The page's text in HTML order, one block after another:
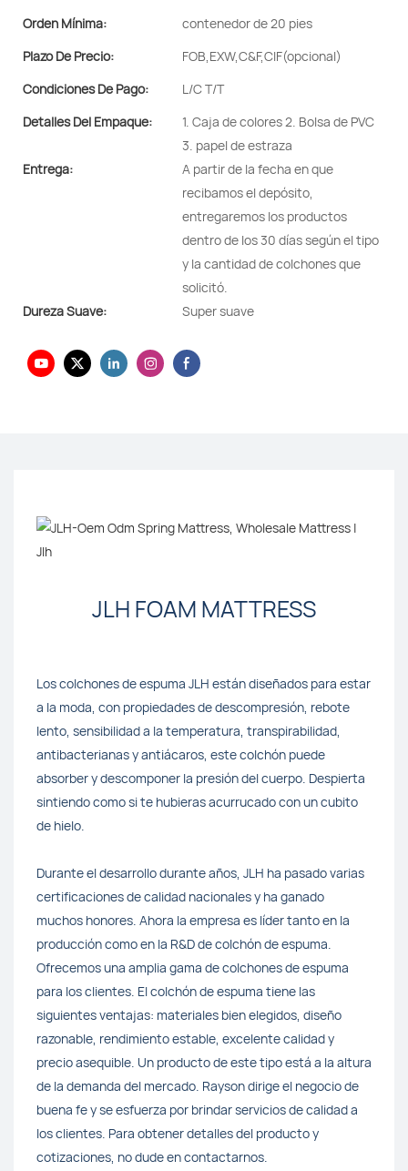
Orden Mínima:
contenedor de 20 pies
Plazo De Precio:
FOB,EXW,C&F,CIF(opcional)
Condiciones De Pago:
L/C T/T
Detalles Del Empaque:
1. Caja de colores 2. Bolsa de PVC
3. papel de estraza
Entrega:
A partir de la fecha en que
recibamos el depósito,
entregaremos los productos
dentro de los 30 días según el tipo
y la cantidad de colchones que
solicitó.
Dureza Suave:
Super suave
JLH FOAM MATTRESS
Los colchones de espuma JLH están diseñados para estar
a la moda, con propiedades de descompresión, rebote
lento, sensibilidad a la temperatura, transpirabilidad,
antibacterianas y antiácaros, este colchón puede
absorber y descomponer la presión del cuerpo. Despierta
sintiendo como si te hubieras acurrucado con un cubito
de hielo.
Durante el desarrollo durante años, JLH ha pasado varias
certificaciones de calidad nacionales y ha ganado
muchos honores. Ahora la empresa es líder tanto en la
producción como en la R&D de colchón de espuma.
Ofrecemos una amplia gama de colchones de espuma
para los clientes. El colchón de espuma tiene las
siguientes ventajas: materiales bien elegidos, diseño
razonable, rendimiento estable, excelente calidad y
precio asequible. Un producto de este tipo está a la altura
de la demanda del mercado. Rayson dirige el negocio de
buena fe y se esfuerza por brindar servicios de calidad a
los clientes. Para obtener detalles del producto y
cotizaciones, no dude en contactarnos.